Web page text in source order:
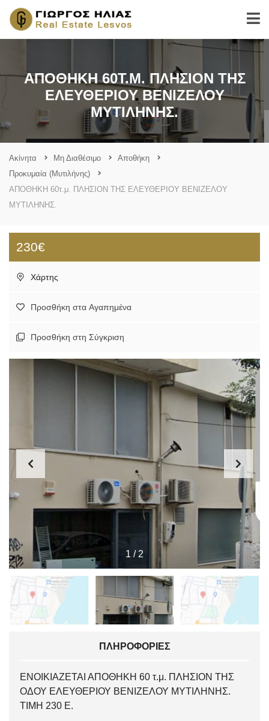
ΑΠΟΘΗΚΗ 60Τ.Μ. ΠΛΗΣΙΟΝ ΤΗΣ
ΕΛΕΥΘΕΡΙΟΥ ΒΕΝΙΖΕΛΟΥ
ΜΥΤΙΛΗΝΗΣ.
Ακίνητα Μη Διαθέσιμο
Αποθήκη
Προκυμαία (Μυτιλήνης)
ΑΠΟΘΗΚΗ 60τ.μ. ΠΛΗΣΙΟΝ ΤΗΣ ΕΛΕΥΘΕΡΙΟΥ ΒΕΝΙΖΕΛΟΥ
ΜΥΤΙΛΗΝΗΣ.
230€
Χάρτης
Προσθήκη στα Αγαπημένα
Προσθήκη στη Σύγκριση
1 / 2
ΠΛΗΡΟΦΟΡΊΕΣ
ΕΝΟΙΚΙΑΖΕΤΑΙ ΑΠΟΘΗΚΗ 60 τ.μ. ΠΛΗΣΙΟΝ ΤΗΣ
ΟΔΟΥ ΕΛΕΥΘΕΡΙΟΥ ΒΕΝΙΖΕΛΟΥ ΜΥΤΙΛΗΝΗΣ.
ΤΙΜΗ 230 Ε.